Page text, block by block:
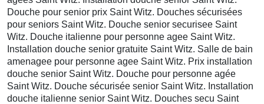
Douche pour senior prix Saint Witz. Douches sécurisées
pour seniors Saint Witz. Douche senior securisee Saint
Witz. Douche italienne pour personne agee Saint Witz.
Installation douche senior gratuite Saint Witz. Salle de bain
amenagee pour personne agee Saint Witz. Prix installation
douche senior Saint Witz. Douche pour personne agée
Saint Witz. Douche sécurisée senior Saint Witz. Installation
douche italienne senior Saint Witz. Douches secu Saint